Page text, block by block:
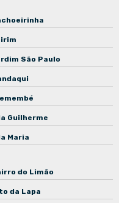
São Paulo
Guilherme
Maria
do Limão
da Lapa